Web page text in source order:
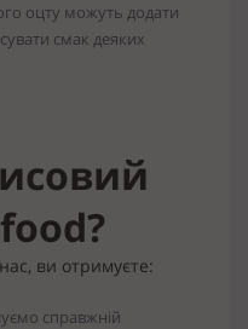
оцту можуть додати
смак деяких
ви отримуєте:
справжній